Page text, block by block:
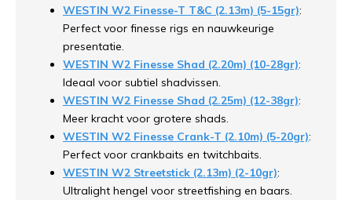
WESTIN W2 Finesse-T T&C (2.13m) (5-15gr):
Perfect voor finesse rigs en nauwkeurige
presentatie.
WESTIN W2 Finesse Shad (2.20m) (10-28gr):
Ideaal voor subtiel shadvissen.
WESTIN W2 Finesse Shad (2.25m) (12-38gr):
Meer kracht voor grotere shads.
WESTIN W2 Finesse Crank-T (2.10m) (5-20gr):
Perfect voor crankbaits en twitchbaits.
WESTIN W2 Streetstick (2.13m) (2-10gr):
Ultralight hengel voor streetfishing en baars.